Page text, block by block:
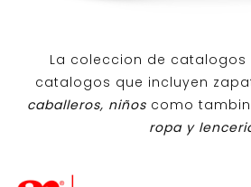
La coleccion de catalogos
catalogos que incluyen
caballeros, niños como
ropa y